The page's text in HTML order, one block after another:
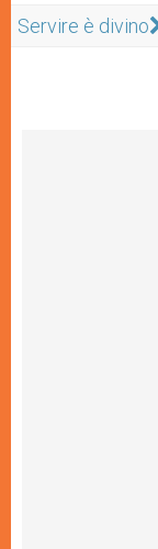
Servire è divino